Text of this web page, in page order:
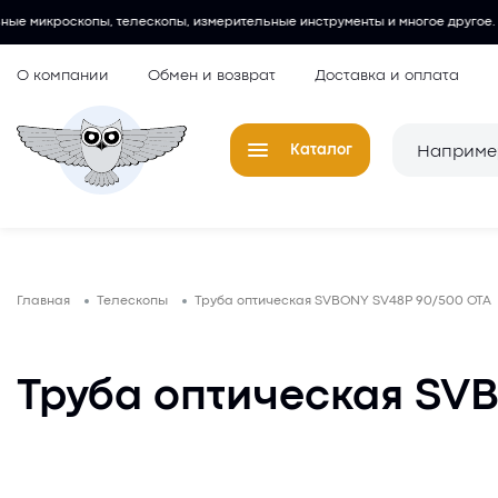
измерительные инструменты и многое другое.
О компании Обмен и возврат Доставка и оплата
Каталог
Лупы
Главная Телескопы Труба оптическая SVBONY SV48P 90/500 OTA
Труба оптическая